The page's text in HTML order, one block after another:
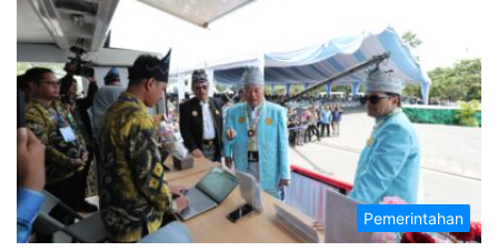
Pemerintahan